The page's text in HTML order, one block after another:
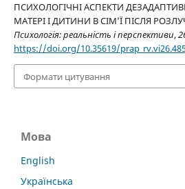
ПСИХОЛОГІЧНІ АСПЕКТИ
МАТЕРІ І ДИТИНИ В СІМ’Ї ПІСЛЯ
Психологія: реальність і перспективи,
https://doi.org/10.35619/
Формати цитування
Мова
English
Українська